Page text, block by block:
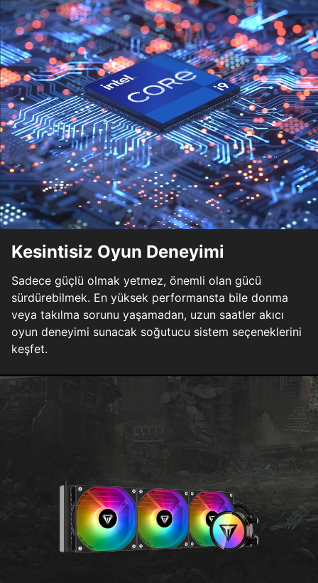
Kesintisiz Oyun Deneyimi
Sadece güçlü olmak yetmez, önemli olan gücü
sürdürebilmek. En yüksek performansta bile donma
veya takılma sorunu yaşamadan, uzun saatler akıcı
oyun deneyimi sunacak soğutucu sistem seçeneklerini
keşfet.